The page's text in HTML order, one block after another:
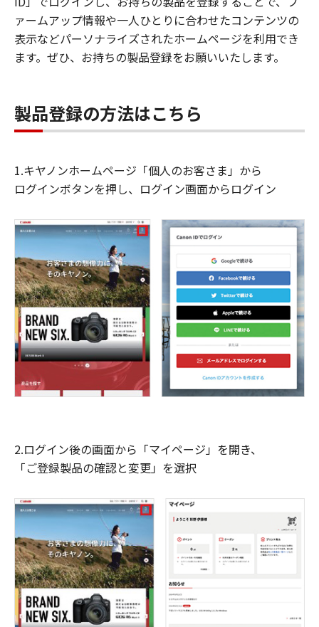
ァームアップ情報や一人ひとりに合わせたコンテンツの
表示などパーソナライズされたホームページを利用でき
ます。ぜひ、お持ちの製品登録をお願いいたします。
製品登録の方法はこちら
1.キヤノンホームページ「個人のお客さま」から
ログインボタンを押し、ログイン画面からログイン
2.ログイン後の画面から「マイページ」を開き、
「ご登録製品の確認と変更」を選択